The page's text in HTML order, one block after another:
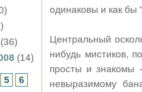
(36)
(14)
5
6
одинаковы и как бы
Центральный
нибудь мистиков,
просты и знакомы
невыразимому